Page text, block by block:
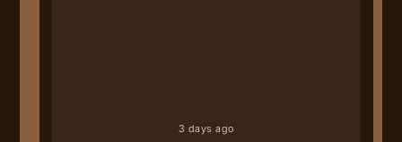
3 days ago